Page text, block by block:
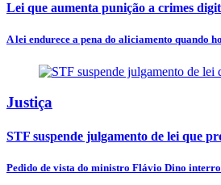
Lei que aumenta punição a crimes
A lei endurece a pena do aliciamento quando
Justiça
STF suspende julgamento de lei que
Pedido de vista do ministro Flávio Dino